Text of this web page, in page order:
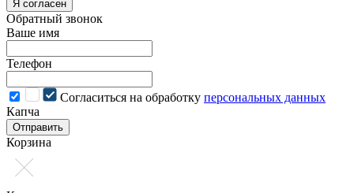
Я согласен
Обратный звонок
Ваше имя
Телефон
Cогласиться на обработку персональных данных
Капча
Отправить
Корзина